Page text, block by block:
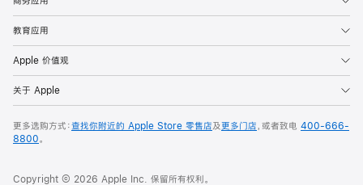
教育应用
Apple 价值观
关于 Apple
更多选购方式：查找你附近的 Apple Store 零售店及更多门店，或者致电 400-666-
8800。
Copyright © 2026 Apple Inc. 保留所有权利。